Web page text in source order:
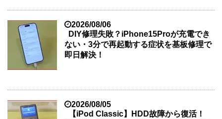
2026/08/06
DIY修理失敗？iPhone15Proが充電でき
ない・3分で再起動する症状を基板修理で
即日解決！
2026/08/05
【iPod Classic】HDD故障から復活！